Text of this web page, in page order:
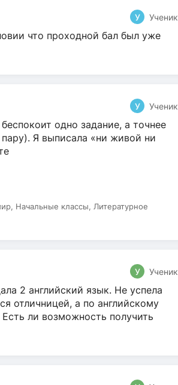
У Ученик
что проходной бал был уже
У Ученик
одно задание, а точнее
Я выписала «ни живой ни
Начальные классы, Литературное
У Ученик
2 английский язык. Не успела
отличницей, а по английскому
ли возможность получить